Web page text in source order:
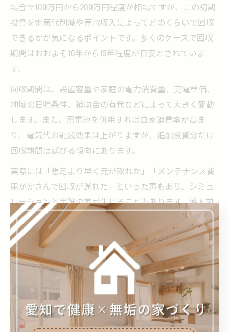
場合で100万円から200万円程度が相場ですが、この初期
投資を電気代削減や売電収入によってどのくらいで回収
できるかが気になるポイントです。多くのケースで回収
期間はおおよそ10年から15年程度が目安とされていま
す。
回収期間は、設置容量や家庭の電力消費量、売電単価、
地域の日照条件、補助金の有無などによって大きく変動
します。また、蓄電池を併用すれば自家消費率が高ま
り、電気代の削減効果は上がりますが、追加投資分だけ
回収期間は延びる傾向にあります。
実際には「想定より早く元が取れた」「メンテナンス費
用がかさんで回収が遅れた」といった声もあり、シミュ
レーションと実際の差が生じることもあります。導入前
には、信頼できる会社で発電量や費用回収のシミュレー
ションを行い、リスクや注意点を十分把握しておくこと
が後悔しない選択につながります。
新築住宅で自家発電をやめたほうがい
い場合とは